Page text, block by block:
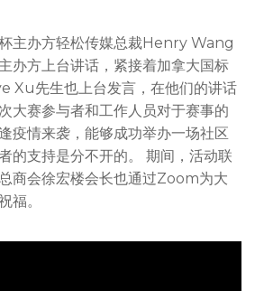
主办方轻松传媒总裁Henry Wang
办方上台讲话，紧接着加拿大国标
Xu先生也上台发言，在他们的讲话
大赛参与者和工作人员对于赛事的
疫情来袭，能够成功举办一场社区
的支持是分不开的。 期间，活动联
商会徐宏楼会长也通过Zoom为大
福。